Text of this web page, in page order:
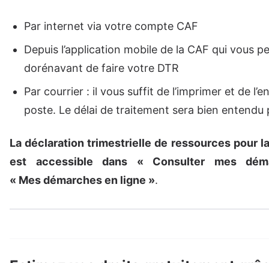
Par internet via votre compte CAF
Depuis l’application mobile de la CAF qui vous
dorénavant de faire votre DTR
Par courrier : il vous suffit de l’imprimer et de
poste. Le délai de traitement sera bien entendu
La déclaration trimestrielle de ressources pour
est accessible dans « Consulter mes
« Mes démarches en ligne ».